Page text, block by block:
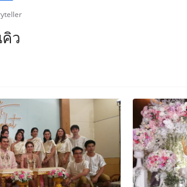
ว